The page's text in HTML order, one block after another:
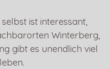
ist interessant,
Winterberg,
gibt es unendlich viel